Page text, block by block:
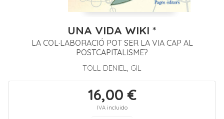
UNA VIDA WIKI *
LA COL·LABORACIÓ POT SER LA VIA CAP AL
POSTCAPITALISME?
TOLL DENIEL, GIL
16,00 €
IVA incluido